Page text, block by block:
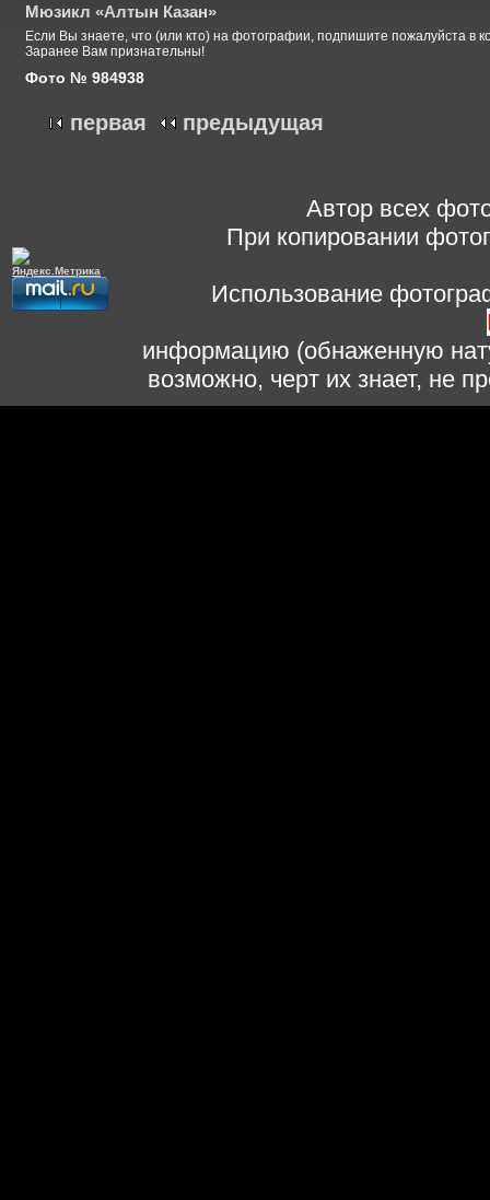
Мюзикл «Алтын Казан»
Если Вы знаете, что (или кто) на фотографии, подпишите пожалуйста в
Заранее Вам признательны!
Фото № 984938
первая предыдущая
Автор всех
При копировании
Использование
информацию (обнаженную
возможно, черт их знает, не